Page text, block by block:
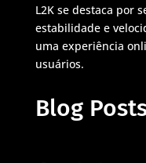
L2K se destaca por
estabilidade e
uma experiência
usuários.
Blog